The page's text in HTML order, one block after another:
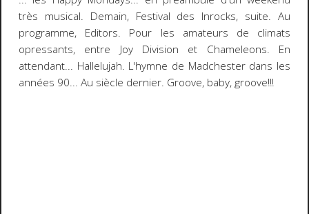
très musical. Demain, Festival des Inrocks, suite. Au
programme, Editors. Pour les amateurs de climats
opressants, entre Joy Division et Chameleons. En
attendant... Hallelujah. L'hymne de Madchesterdans les
années 90... Au siècle dernier. Groove, baby, groove!!!